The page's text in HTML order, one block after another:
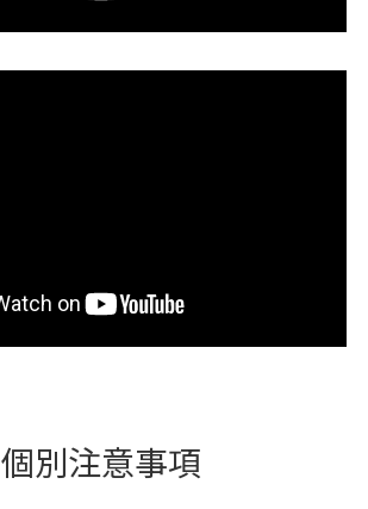
個別注意事項